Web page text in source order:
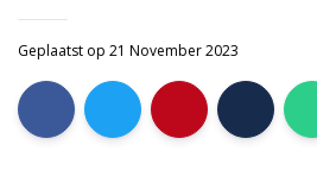
Geplaatst op 21 November 2023